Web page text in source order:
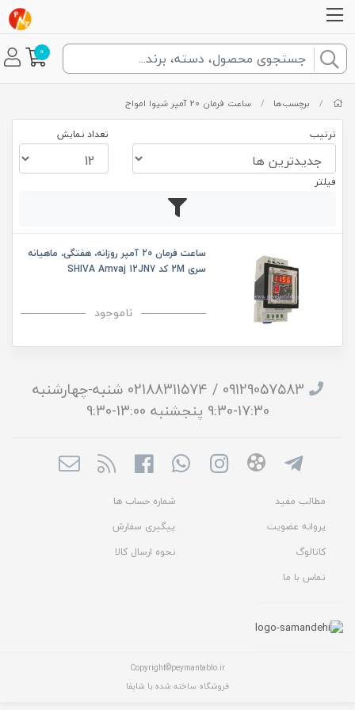
0
/ برچسب‌ها / ساعت فرمان 20 آمپر شیوا امواج
ترتیب تعداد نمایش
فیلتر
ساعت فرمان 20 آمپر روزانه، هفتگی، ماهیانه
سری 2M کد SHIVA Amvaj 12JN7
ناموجود
09129057583 / 02188311574 شنبه-چهارشنبه
17:30-9:30 پنجشنبه 13:00-9:30
مطالب مفید
شماره حساب ها
پروانه عضویت
پیگیری سفارش
کاتالوگ
نحوه ارسال کالا
تماس با ما
Copyright©peymantablo.ir
فروشگاه ساخته شده با شاپفا